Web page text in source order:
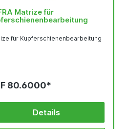
Matrize für
für Kupferschienenbearbeitung
80.6000*
Details